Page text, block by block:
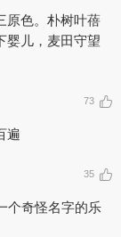
原色。朴树叶蓓
婴儿，麦田守望
73
遍
35
个奇怪名字的乐